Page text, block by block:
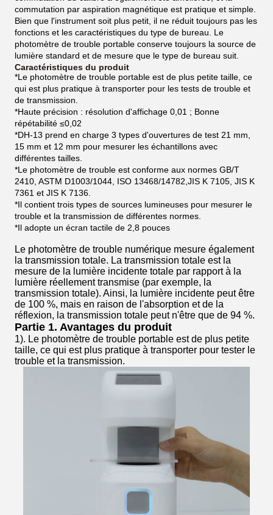
commutation par aspiration magnétique est pratique et simple.
Bien que l'instrument soit plus petit, il ne réduit toujours pas les
fonctions et les caractéristiques du type de bureau. Le
photomètre de trouble portable conserve toujours la source de
lumière standard et de mesure que le type de bureau suit.
Caractéristiques du produit
*Le photomètre de trouble portable est de plus petite taille, ce
qui est plus pratique à transporter pour les tests de trouble et
de transmission.
*Haute précision : résolution d'affichage 0,01 ; Bonne
répétabilité ≤0,02
*DH-13 prend en charge 3 types d'ouvertures de test 21 mm,
15 mm et 12 mm pour mesurer les échantillons avec
différentes tailles.
*Le photomètre de trouble est conforme aux normes GB/T
2410, ASTM D1003/1044, ISO 13468/14782, JIS K 7105, JIS K
7361 et JIS K 7136.
*Il contient trois types de sources lumineuses pour mesurer le
trouble et la transmission de différentes normes.
*Il adopte un écran tactile de 2,8 pouces
Le photomètre de trouble numérique mesure également
la transmission totale. La transmission totale est la
mesure de la lumière incidente totale par rapport à la
lumière réellement transmise (par exemple, la
transmission totale). Ainsi, la lumière incidente peut être
de 100 %, mais en raison de l'absorption et de la
réflexion, la transmission totale peut n'être que de 94 %.
Partie 1. Avantages du produit
1). Le photomètre de trouble portable est de plus petite
taille, ce qui est plus pratique à transporter pour tester le
trouble et la transmission.